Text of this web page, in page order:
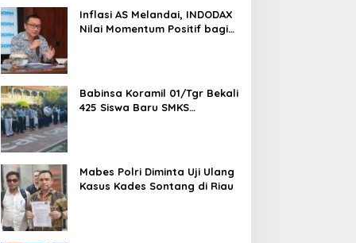
Bahan Baku
Inflasi AS Melandai, INDODAX
Nilai Momentum Positif bagi
Babinsa Koramil 01/Tgr Bekali
425 Siswa Baru SMKS
Mabes Polri Diminta Uji Ulang
Kasus Kades Sontang di Riau